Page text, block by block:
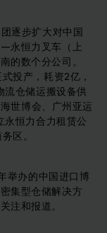
逐步扩大对中国
永恒力叉车（上
的数个分公司。
投产，耗资2亿，
仓储运搬设备供
世博会、广州亚运
永恒力合力租赁公
区。
举办的中国进口博
集型仓储解决方
注和报道。